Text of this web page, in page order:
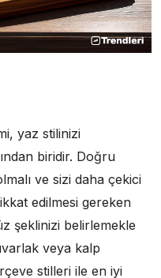
yaz stilinizi
biridir. Doğru
ve sizi daha çekici
edilmesi gereken
şeklinizi belirlemekle
veya kalp
stilleri ile en iyi